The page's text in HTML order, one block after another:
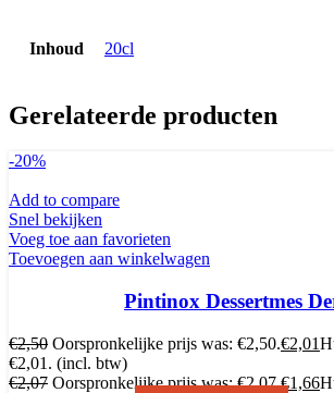
Inhoud 20cl
Gerelateerde producten
-20%
Add to compare
Snel bekijken
Voeg toe aan favorieten
Toevoegen aan winkelwagen
Pintinox Dessertmes
€2,50 Oorspronkelijke prijs was: €2,50.€2,01
€2,01. (incl. btw)
€2,07 Oorspronkelijke prijs was: €2,07.€1,66